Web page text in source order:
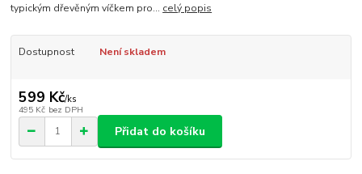
typickým dřevěným víčkem pro... celý popis
Dostupnost Není skladem
599 Kč/ks
495 Kč bez DPH
Přidat do košíku